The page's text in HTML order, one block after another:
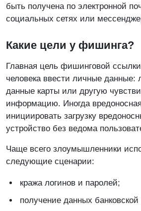
быть получена по электронной
социальных сетях или
Какие цели у фишинга?
Главная цель фишинговой
человека ввести личные данные:
данные карты или другую
информацию. Иногда
инициировать загрузку
устройство без ведома
Чаще всего злоумышленники
следующие сценарии:
кража логинов и паролей;
получение данных банковской